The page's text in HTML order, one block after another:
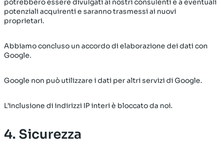
potrebbero essere divulgati ai nostri consulenti e a eventuali
potenziali acquirenti e saranno trasmessi ai nuovi
proprietari.
Abbiamo concluso un accordo di elaborazione dei dati con
Google.
Google non può utilizzare i dati per altri servizi di Google.
L’inclusione di indirizzi IP interi è bloccato da noi.
4. Sicurezza